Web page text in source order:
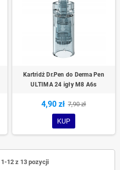
Kartridż Dr.Pen do Derma Pen
ULTIMA 24 igły M8 A6s
4,90 zł 7,90 zł
KUP
12 z 13 pozycji